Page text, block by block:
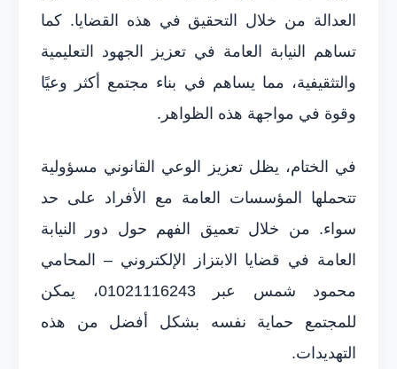
العدالة من خلال التحقيق في هذه القضايا. كما
تساهم النيابة العامة في تعزيز الجهود التعليمية
والتثقيفية، مما يساهم في بناء مجتمع أكثر وعيًا
وقوة في مواجهة هذه الظواهر.
في الختام، يظل تعزيز الوعي القانوني مسؤولية
تتحملها المؤسسات العامة مع الأفراد على حد
سواء. من خلال تعميق الفهم حول دور النيابة
العامة في قضايا الابتزاز الإلكتروني – المحامي
محمود شمس عبر 01021116243، يمكن
للمجتمع حماية نفسه بشكل أفضل من هذه
التهديدات.